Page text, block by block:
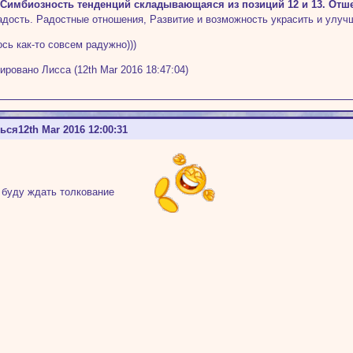
Симбиозность тенденций складывающаяся из позиций 12 и 13.
Радостные отношения, Развитие и возможность украсить и
как-то совсем радужно)))
Лисса (12th Mar 2016 18:47:04)
12th Mar 2016 12:00:31
ждать толкование